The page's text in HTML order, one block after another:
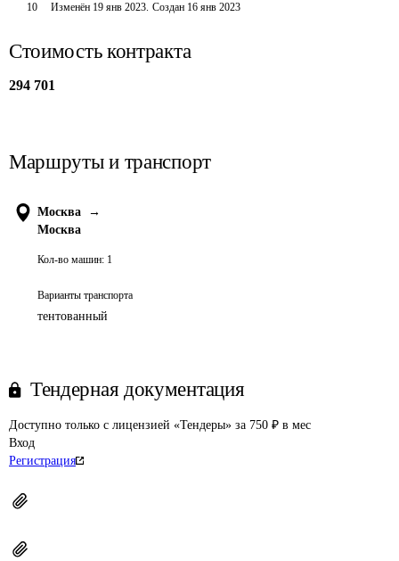
10 Изменён 19 янв 2023. Создан 16 янв 2023
Стоимость контракта
294 701
Маршруты и транспорт
Москва
→
Москва
Кол-во машин: 1
Варианты транспорта
тентованный
Тендерная документация
Доступно только с лицензией «Тендеры» за 750 ₽ в мес
Вход
Регистрация